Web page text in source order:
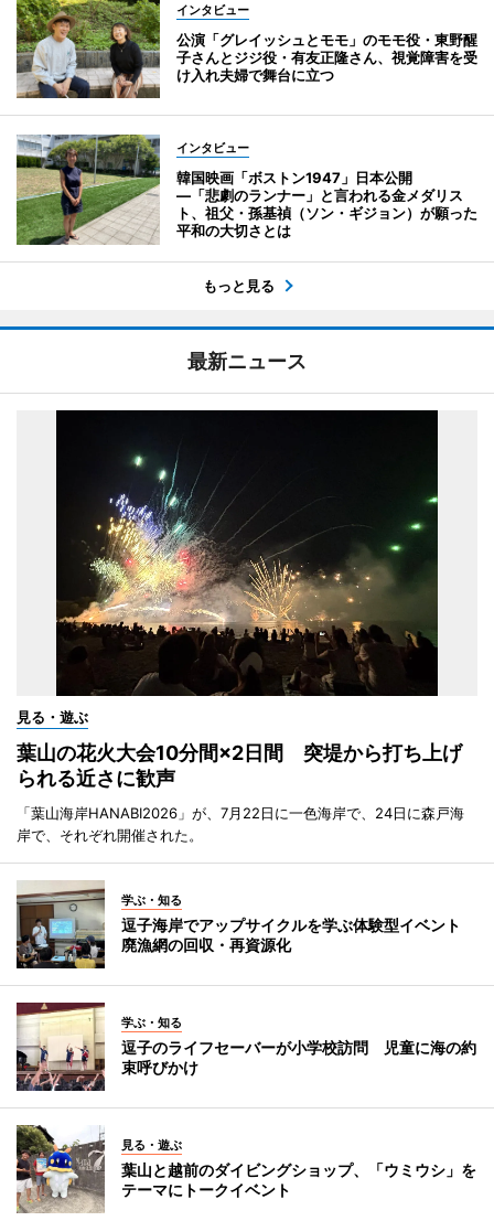
インタビュー
公演「グレイッシュとモモ」のモモ役・東野醒
子さんとジジ役・有友正隆さん、視覚障害を受
け入れ夫婦で舞台に立つ
インタビュー
韓国映画「ボストン1947」日本公開
―「悲劇のランナー」と言われる金メダリス
ト、祖父・孫基禎（ソン・ギジョン）が願った
平和の大切さとは
もっと見る
最新ニュース
見る・遊ぶ
葉山の花火大会10分間×2日間 突堤から打ち上げ
られる近さに歓声
「葉山海岸HANABI2026」が、7月22日に一色海岸で、24日に森戸海
岸で、それぞれ開催された。
学ぶ・知る
逗子海岸でアップサイクルを学ぶ体験型イベント
廃漁網の回収・再資源化
学ぶ・知る
逗子のライフセーバーが小学校訪問 児童に海の約
束呼びかけ
見る・遊ぶ
葉山と越前のダイビングショップ、「ウミウシ」を
テーマにトークイベント